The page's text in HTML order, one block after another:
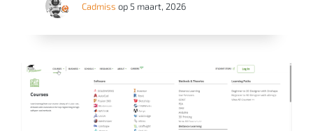
Cadmiss op 5 maart, 2026